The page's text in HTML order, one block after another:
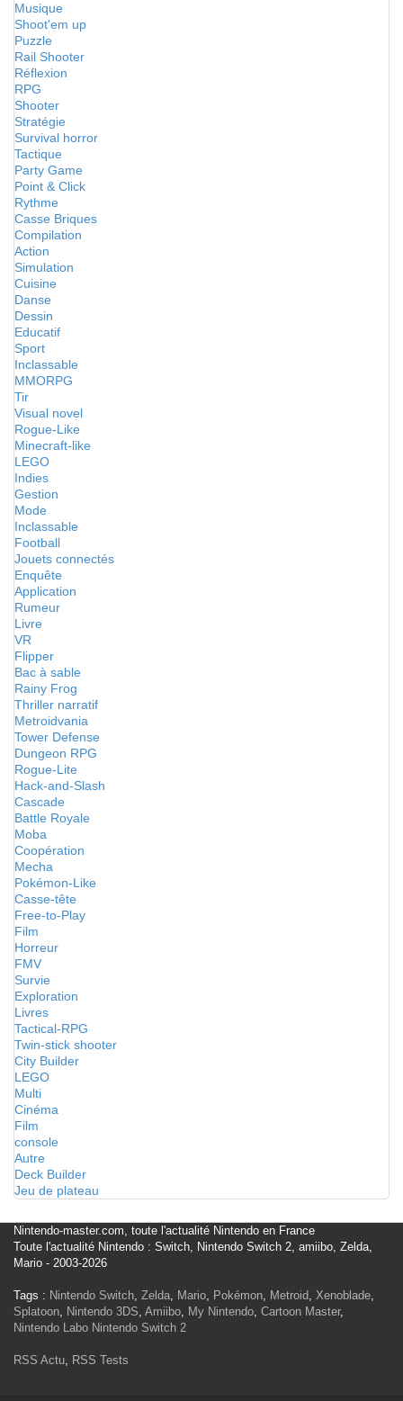
Musique
Shoot'em up
Puzzle
Rail Shooter
Réflexion
RPG
Shooter
Stratégie
Survival horror
Tactique
Party Game
Point & Click
Rythme
Casse Briques
Compilation
Action
Simulation
Cuisine
Danse
Dessin
Educatif
Sport
Inclassable
MMORPG
Tir
Visual novel
Rogue-Like
Minecraft-like
LEGO
Indies
Gestion
Mode
Inclassable
Football
Jouets connectés
Enquête
Application
Rumeur
Livre
VR
Flipper
Bac à sable
Rainy Frog
Thriller narratif
Metroidvania
Tower Defense
Dungeon RPG
Rogue-Lite
Hack-and-Slash
Cascade
Battle Royale
Moba
Coopération
Mecha
Pokémon-Like
Casse-tête
Free-to-Play
Film
Horreur
FMV
Survie
Exploration
Livres
Tactical-RPG
Twin-stick shooter
City Builder
LEGO
Multi
Cinéma
Film
console
Autre
Deck Builder
Jeu de plateau
Nintendo-master.com, toute l'actualité Nintendo en France
Toute l'actualité Nintendo : Switch, Nintendo Switch 2, amiibo, Zelda,
Mario - 2003-2026
Tags : Nintendo Switch, Zelda, Mario, Pokémon, Metroid, Xenoblade,
Splatoon, Nintendo 3DS, Amiibo, My Nintendo, Cartoon Master,
Nintendo Labo Nintendo Switch 2
RSS Actu, RSS Tests